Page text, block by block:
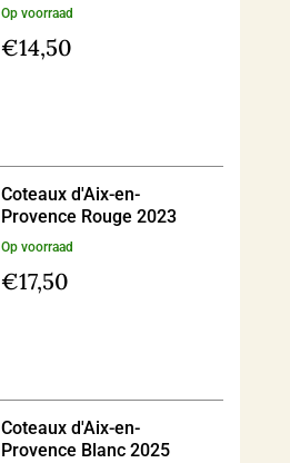
Op voorraad
€14,50
Coteaux d'Aix-en-
Provence Rouge 2023
Op voorraad
€17,50
Coteaux d'Aix-en-
Provence Blanc 2025